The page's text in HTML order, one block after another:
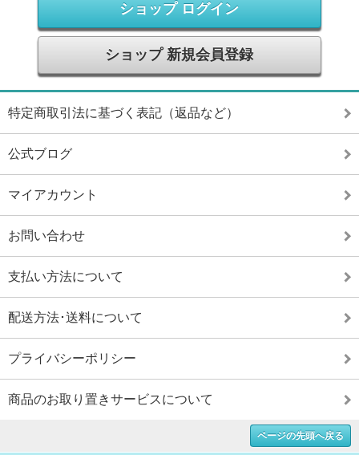
ショップ ログイン
ショップ 新規会員登録
特定商取引法に基づく表記（返品など）
公式ブログ
マイアカウント
お問い合わせ
支払い方法について
配送方法･送料について
プライバシーポリシー
商品のお取り置きサービスについて
ページの先頭へ戻る